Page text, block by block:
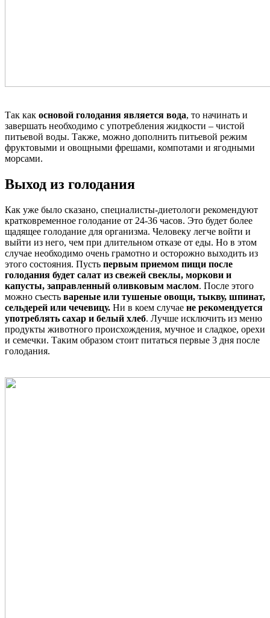
Так как основой голодания является вода, то начинать и
завершать необходимо с употребления жидкости – чистой
питьевой воды. Также, можно дополнить питьевой режим
фруктовыми и овощными фрешами, компотами и ягодными
морсами.
Выход из голодания
Как уже было сказано, специалисты-диетологи рекомендуют
кратковременное голодание от 24-36 часов. Это будет более
щадящее голодание для организма. Человеку легче войти и
выйти из него, чем при длительном отказе от еды. Но в этом
случае необходимо очень грамотно и осторожно выходить из
этого состояния. Пусть первым приемом пищи после
голодания будет салат из свежей свеклы, моркови и
капусты, заправленный оливковым маслом. После этого
можно съесть вареные или тушеные овощи, тыкву, шпинат,
сельдерей или чечевицу. Ни в коем случае не рекомендуется
употреблять сахар и белый хлеб. Лучше исключить из меню
продукты животного происхождения, мучное и сладкое, орехи
и семечки. Таким образом стоит питаться первые 3 дня после
голодания.